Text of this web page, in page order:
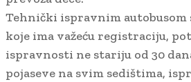
Tehnički ispravnim autobusom
koje ima važeću registraciju,
ispravnosti ne stariju od 30
pojaseve na svim sedištima,